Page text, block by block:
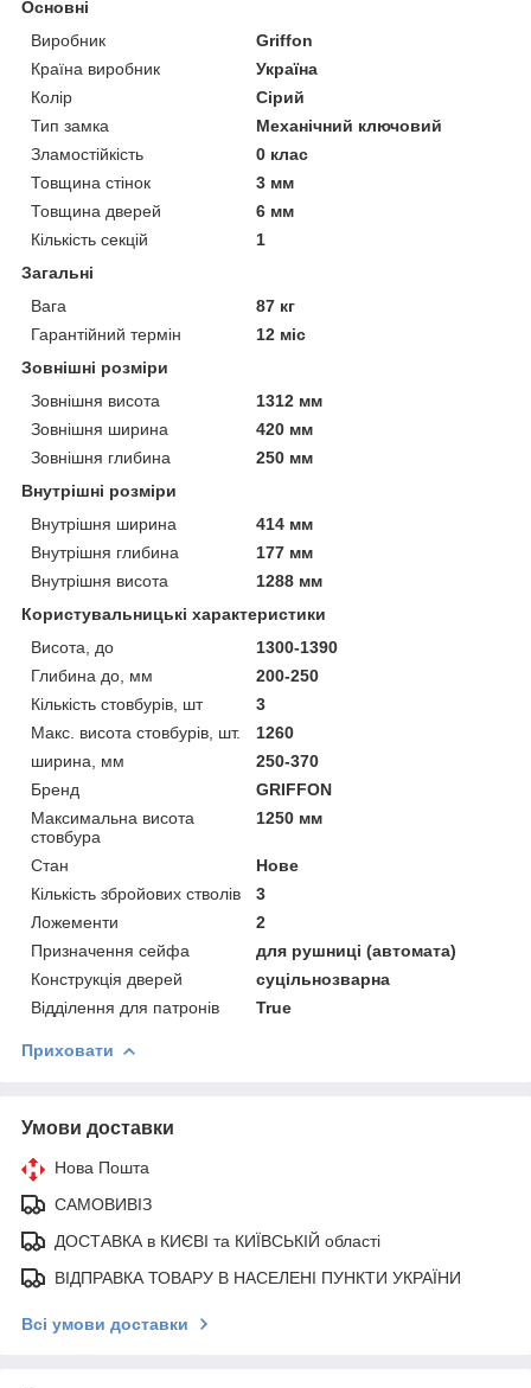
Основні
Виробник
Griffon
Країна виробник
Україна
Колір
Сірий
Тип замка
Механічний ключовий
Зламостійкість
0 клас
Товщина стінок
3 мм
Товщина дверей
6 мм
Кількість секцій
1
Загальні
Вага
87 кг
Гарантійний термін
12 міс
Зовнішні розміри
Зовнішня висота
1312 мм
Зовнішня ширина
420 мм
Зовнішня глибина
250 мм
Внутрішні розміри
Внутрішня ширина
414 мм
Внутрішня глибина
177 мм
Внутрішня висота
1288 мм
Користувальницькі характеристики
Висота, до
1300-1390
Глибина до, мм
200-250
Кількість стовбурів, шт
3
Макс. висота стовбурів, шт.
1260
ширина, мм
250-370
Бренд
GRIFFON
Максимальна висота
стовбура
1250 мм
Стан
Нове
Кількість збройових стволів
3
Ложементи
2
Призначення сейфа
для рушниці (автомата)
Конструкція дверей
суцільнозварна
Відділення для патронів
True
Приховати
Умови доставки
Нова Пошта
САМОВИВІЗ
ДОСТАВКА в КИЄВІ та КИЇВСЬКІЙ області
ВІДПРАВКА ТОВАРУ В НАСЕЛЕНІ ПУНКТИ УКРАЇНИ
Всі умови доставки